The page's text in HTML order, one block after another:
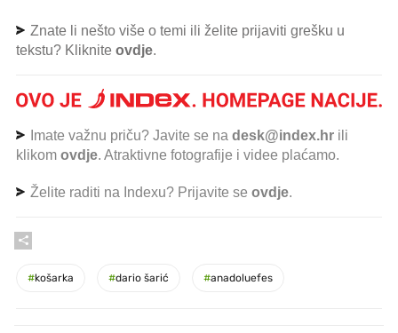
Znate li nešto više o temi ili želite prijaviti grešku u
tekstu? Kliknite ovdje.
Imate važnu priču? Javite se na desk@index.hr ili
klikom ovdje. Atraktivne fotografije i videe plaćamo.
Želite raditi na Indexu? Prijavite se ovdje.
#košarka #dario šarić #anadoluefes